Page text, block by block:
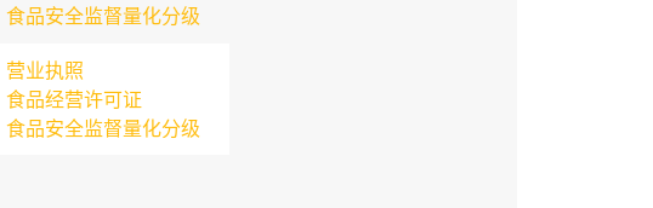
食品安全监督量化分级
营业执照
食品经营许可证
食品安全监督量化分级